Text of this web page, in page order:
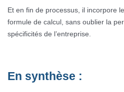
Et en fin de processus, il incorpore
formule de calcul, sans oublier la
spécificités de l’entreprise.
En synthèse :